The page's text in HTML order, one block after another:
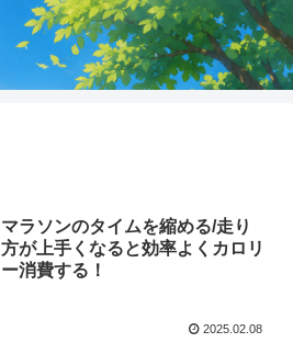
マラソンのタイムを縮める/走り
方が上手くなると効率よくカロリ
ー消費する！
2025.02.08